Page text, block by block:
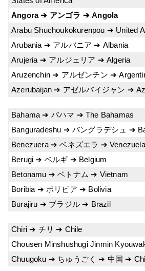
Angora ➔ アンゴラ ➔ Angola
Arabu Shuchoukokurenpou ➔ United
Arubania ➔ アルバニア ➔ Albania
Arujeria ➔ アルジェリア ➔ Algeria
Aruzenchin ➔ アルゼンチン ➔
Azerubaijan ➔ アゼルバイジャン ➔
Bahama ➔ バハマ ➔ The Bahamas
Banguradeshu ➔ バングラデシュ ➔
Benezuera ➔ ベネズエラ ➔ Venezuela
Berugi ➔ ベルギ ➔ Belgium
Betonamu ➔ ベトナム ➔ Vietnam
Boribia ➔ ボリビア ➔ Bolivia
Burajiru ➔ ブラジル ➔ Brazil
Chiri ➔ チリ ➔ Chile
Chousen Minshushugi Jinmin
Chuugoku ➔ ちゅうごく ➔ 中国 ➔